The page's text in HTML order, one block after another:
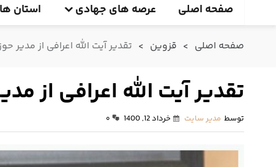
صفحه اصلی عرصه های جهادی استان ها
صفحه اصلی > قزوین > تقدیر آیت الله اعرافی از مدیر
تقدیر آیت الله اعرافی از
توسط مدیر سایت خرداد 12, 1400 ۰